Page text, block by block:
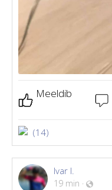
Meeldib
(14)
Ivar I.
19 min ·